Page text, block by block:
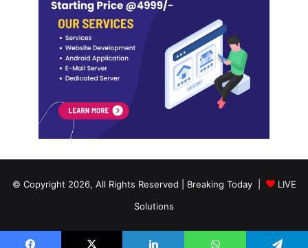
© Copyright 2026, All Rights Reserved | Breaking Today |
LIVE
Solutions